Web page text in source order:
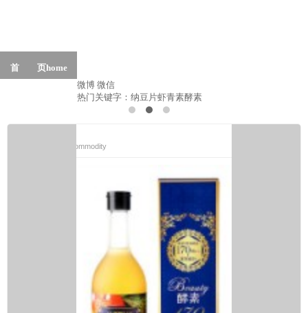
首 页home
微博 微信
热门关键字： 纳豆片虾青素酵素
Commodity